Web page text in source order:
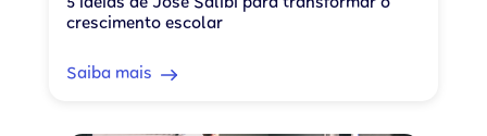
crescimento escolar
Saiba mais